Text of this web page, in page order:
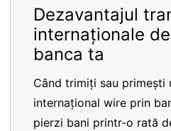
Dezavantajul
internaționale
banca ta
Când trimiți sau primești
internațional wire prin
pierzi bani printr-o rată